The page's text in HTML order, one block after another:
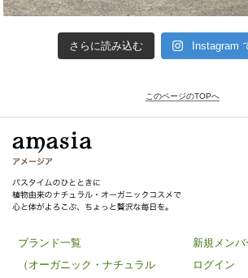
さらに読み込む Instagram
このページのTOPへ
ブランド一覧
（オーガニック・ナチュラル
新規メン
ログイン